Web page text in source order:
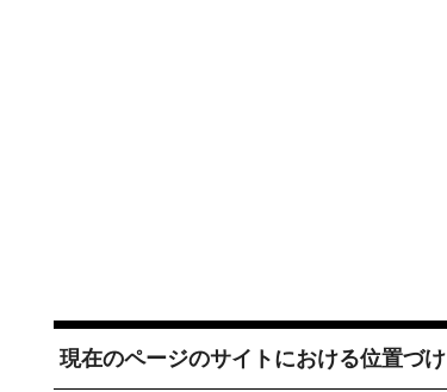
現在のページのサイトにおける位置づけ